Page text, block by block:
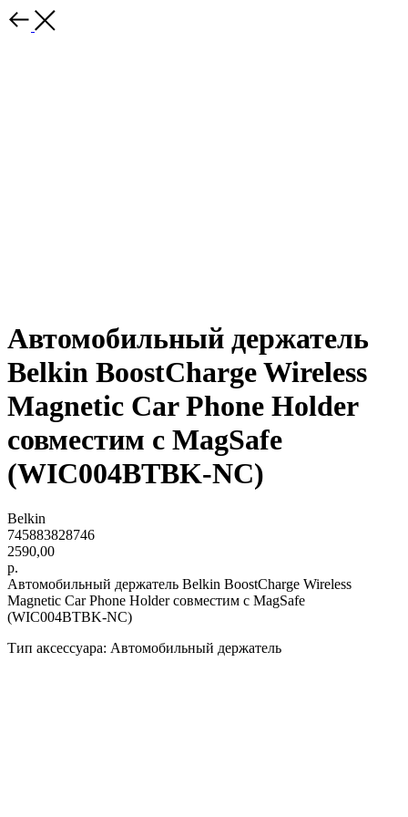
Автомобильный держатель
Belkin BoostCharge Wireless
Magnetic Car Phone Holder
совместим с MagSafe
(WIC004BTBK-NC)
Belkin
745883828746
2590,00
р.
Автомобильный держатель Belkin BoostCharge Wireless
Magnetic Car Phone Holder совместим с MagSafe
(WIC004BTBK-NC)
Тип аксессуара: Автомобильный держатель